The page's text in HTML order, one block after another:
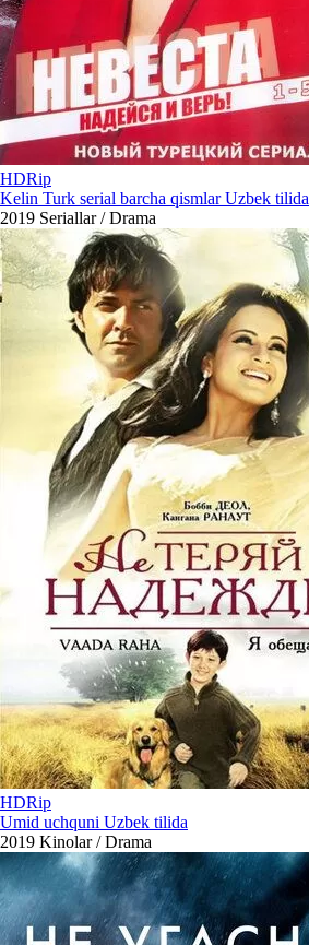
HDRip
Kelin Turk serial barcha qismlar Uzbek tilida
2019 Seriallar / Drama
HDRip
Umid uchquni Uzbek tilida
2019 Kinolar / Drama